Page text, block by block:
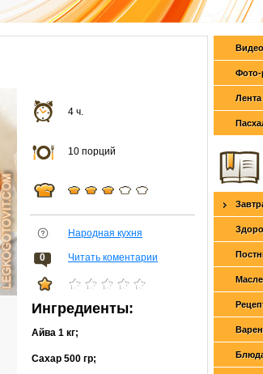
4 ч.
10 порций
Народная кухня
0 Читать коментарии
Ингредиенты:
Айва 1 кг;
Сахар 500 гр;
Фото-